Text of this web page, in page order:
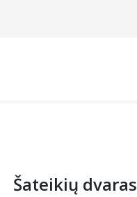
Šateikių dvaras